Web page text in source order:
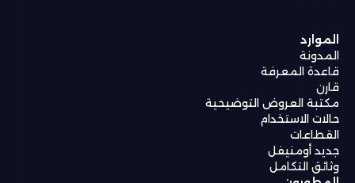
الموارد
المدونة
قاعدة المعرفة
قارن
مكتبة العروض التوضيحية
حالات الاستخدام
القطاعات
جديد أومنيفل
وثائق التكامل